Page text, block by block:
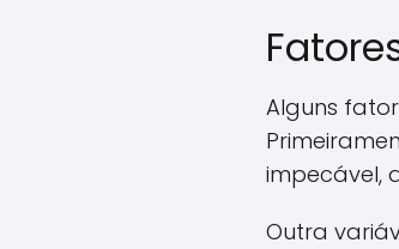
Alguns
impecável,
Outra